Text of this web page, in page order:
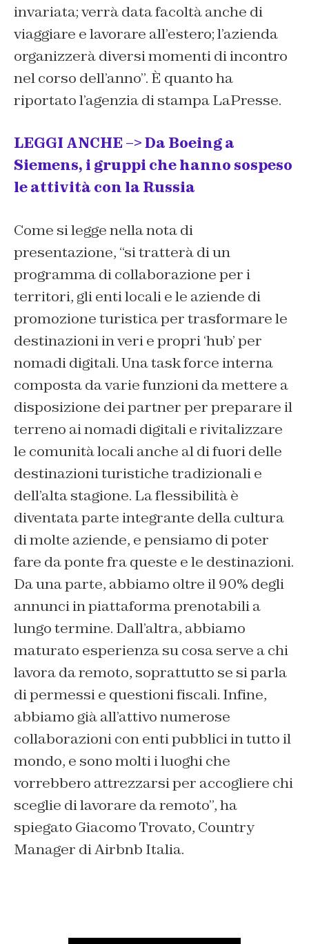
invariata; verrà data facoltà anche di
viaggiare e lavorare all’estero; l’azienda
organizzerà diversi momenti di incontro
nel corso dell’anno”. È quanto ha
riportato l’agenzia di stampa LaPresse.
LEGGI ANCHE –> Da Boeing a
Siemens, i gruppi che hanno sospeso
le attività con la Russia
Come si legge nella nota di
presentazione, “si tratterà di un
programma di collaborazione per i
territori, gli enti locali e le aziende di
promozione turistica per trasformare le
destinazioni in veri e propri ‘hub’ per
nomadi digitali. Una task force interna
composta da varie funzioni da mettere a
disposizione dei partner per preparare il
terreno ai nomadi digitali e rivitalizzare
le comunità locali anche al di fuori delle
destinazioni turistiche tradizionali e
dell’alta stagione. La flessibilità è
diventata parte integrante della cultura
di molte aziende, e pensiamo di poter
fare da ponte fra queste e le destinazioni.
Da una parte, abbiamo oltre il 90% degli
annunci in piattaforma prenotabili a
lungo termine. Dall’altra, abbiamo
maturato esperienza su cosa serve a chi
lavora da remoto, soprattutto se si parla
di permessi e questioni fiscali. Infine,
abbiamo già all’attivo numerose
collaborazioni con enti pubblici in tutto il
mondo, e sono molti i luoghi che
vorrebbero attrezzarsi per accogliere chi
sceglie di lavorare da remoto”, ha
spiegato Giacomo Trovato, Country
Manager di Airbnb Italia.